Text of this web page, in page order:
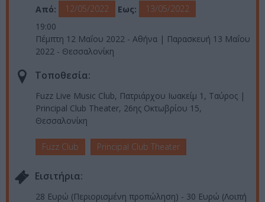
Από: 12/05/2022 Εως:
13/05/2022
19:00
Πέμπτη 12 Μαḯου 2022 - Αθήνα | Παρασκευή 13 Μαḯου
2022 - Θεσσαλονίκη
Τοποθεσία:
Fuzz Live Music Club, Πατριάρχου Ιωακείμ 1, Ταύρος |
Principal Club Theater, 26ης Οκτωβρίου 15,
Θεσσαλονίκη
Fuzz Club Principal Club Theater
Eισιτήρια:
28 Ευρώ (Περιορισμένη προπώληση) - 30 Ευρώ (Λοιπή